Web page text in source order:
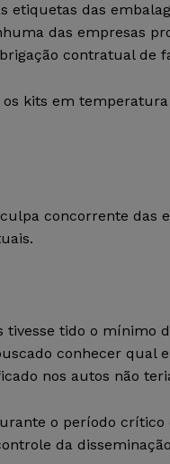
etiquetas das
das empresas
contratual de
kits em
concorrente das
tido o mínimo
conhecer qual
nos autos não
o período
da